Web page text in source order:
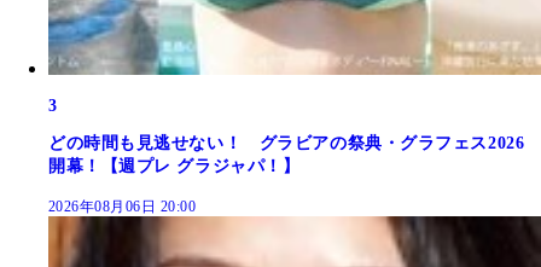
3
どの時間も見逃せない！ グラビアの祭典・グラフェス2026
開幕！【週プレ グラジャパ！】
2026年08月06日 20:00